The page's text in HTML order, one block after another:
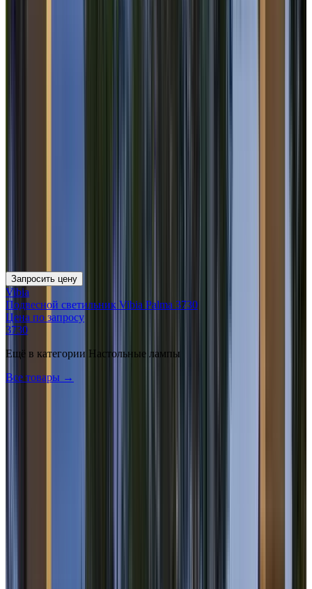
Запросить цену
Vibia
Подвесной светильник Vibia Palma 3730
Цена по запросу
3730
Ещё в категории Настольные лампы
Все товары →